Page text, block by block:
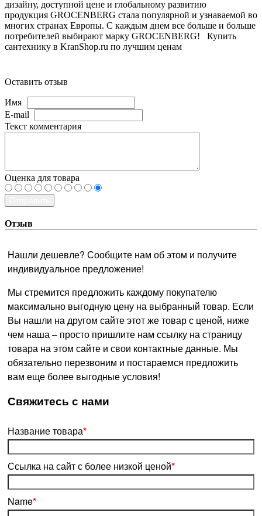
дизайну, доступной цене и глобальному развитию
продукция GROCENBERG стала популярной и узнаваемой во
многих странах Европы. С каждым днем все больше и больше
потребителей выбирают марку GROCENBERG! Купить
сантехнику в KranShop.ru по лучшим ценам
Оставить отзыв
Имя
E-mail
Текст комментария
Оценка для товара
Отзыв
Нашли дешевле? Сообщите нам об этом и получите
индивидуальное предложение!
Мы стремится предложить каждому покупателю
максимально выгодную цену на выбранный товар. Если
Вы нашли на другом сайте этот же товар с ценой, ниже
чем наша – просто пришлите нам ссылку на страницу
товара на этом сайте и свои контактные данные. Мы
обязательно перезвоним и постараемся предложить
вам еще более выгодные условия!
­Свяжитесь с нами
Название товара*
Ссылка на сайт с более низкой ценой*
Name*